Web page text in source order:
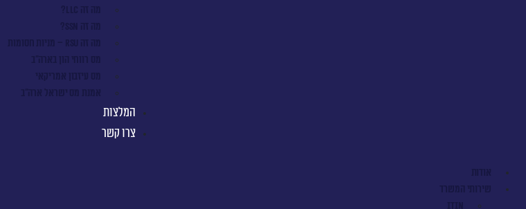
מה זה LLC?
מה זה SSN?
מה זה RSU – מניות חסומות
מס רווחי הון בארה"ב
מס עיזבון אמריקאי
אמנת מס ישראל ארה"ב
המלצות
צרו קשר
אודות
שירותי המשרד